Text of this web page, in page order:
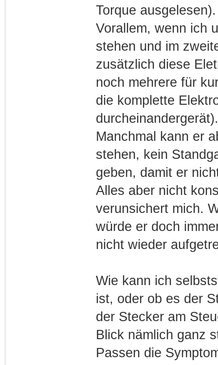
Torque ausgelesen).
Vorallem, wenn ich
stehen und im
zusätzlich diese
noch mehrere für
die komplette
durcheinandergerät).
Manchmal kann er
stehen, kein
geben, damit er
Alles aber nicht
verunsichert mich.
würde er doch
nicht wieder
Wie kann ich
ist, oder ob es der
der Stecker am
Blick nämlich ganz
Passen die